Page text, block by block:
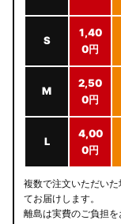
S
1,40
0円
M
2,50
0円
L
4,00
0円
複数で注文いただい
てお届けします。
離島は実費のご負担を